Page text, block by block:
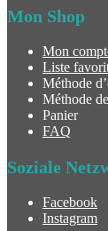
Mon Shop
Mon
Liste
Méthode
Méthode
Panier
FAQ
Soziale
Facebook
Instagram